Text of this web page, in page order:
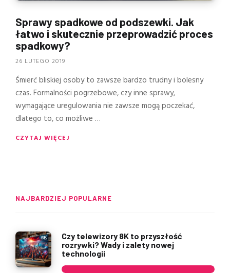
Sprawy spadkowe od podszewki. Jak
łatwo i skutecznie przeprowadzić proces
spadkowy?
26 LUTEGO 2019
Śmierć bliskiej osoby to zawsze bardzo trudny i bolesny
czas. Formalności pogrzebowe, czy inne sprawy,
wymagające uregulowania nie zawsze mogą poczekać,
dlatego to, co możliwe …
CZYTAJ WIĘCEJ
NAJBARDZIEJ POPULARNE
Czy telewizory 8K to przyszłość
rozrywki? Wady i zalety nowej
technologii